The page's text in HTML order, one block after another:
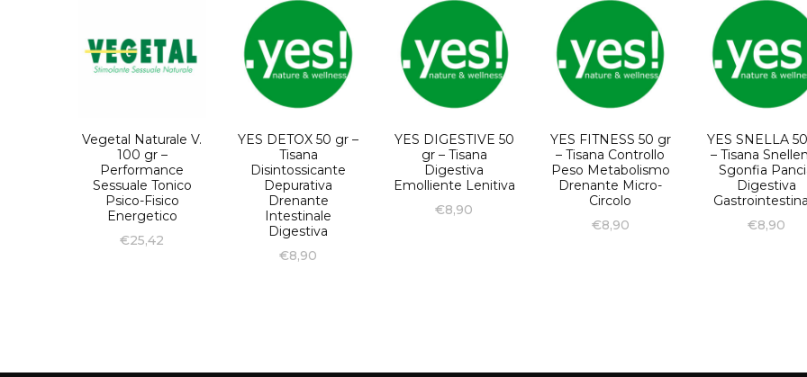
Vegetal Naturale V.
100 gr –
Performance
Sessuale Tonico
Psico-Fisico
Energetico
€25,42
YES DETOX 50 gr –
Tisana
Disintossicante
Depurativa
Drenante
Intestinale
Digestiva
€8,90
YES DIGESTIVE 50
gr – Tisana
Digestiva
Emolliente Lenitiva
€8,90
YES FITNESS 50 gr
– Tisana Controllo
Peso Metabolismo
Drenante Micro-
Circolo
€8,90
YES SNELLA
– Tisana
Sgonfia
Digestiva
€8,90